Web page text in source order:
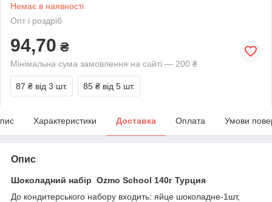
Немає в наявності
Опт і роздріб
94,70 ₴
Мінімальна сума замовлення на сайті — 200 ₴
87 ₴ від 3 шт. 85 ₴ від 5 шт.
Характеристики Доставка Оплата Умови
Опис
Шоколадний набір Ozmo School 140г Турция
До кондитерського набору входить: яйце шоколадне-1шт,